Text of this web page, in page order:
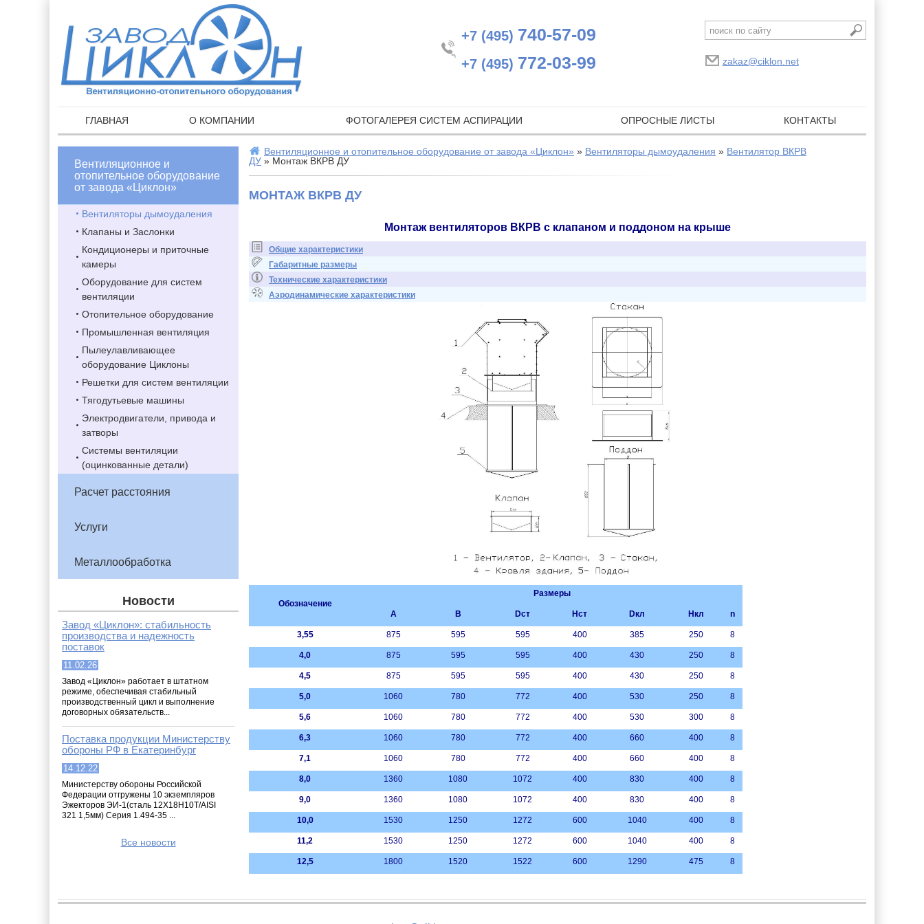
+7 (495) 740-57-09
+7 (495) 772-03-99 zakaz@ciklon.net
ГЛАВНАЯ О КОМПАНИИ ФОТОГАЛЕРЕЯ СИСТЕМ АСПИРАЦИИ ОПРОСНЫЕ ЛИСТЫ КОНТАКТЫ
Вентиляционное и
отопительное оборудование
от завода «Циклон»
Вентиляторы дымоудаления
Клапаны и Заслонки
Кондиционеры и приточные
камеры
Оборудование для систем
вентиляции
Отопительное оборудование
Промышленная вентиляция
Пылеулавливающее
оборудование Циклоны
Решетки для систем вентиляции
Тягодутьевые машины
Электродвигатели, привода и
затворы
Системы вентиляции
(оцинкованные детали)
Расчет расстояния
Услуги
Металлообработка
Новости
Завод «Циклон»: стабильность
производства и надежность
поставок
11.02.26
Завод «Циклон» работает в штатном
режиме, обеспечивая стабильный
производственный цикл и выполнение
договорных обязательств...
Поставка продукции Министерству
обороны РФ в Екатеринбург
14.12.22
Министерству обороны Российской
Федерации отгружены 10 экземпляров
Эжекторов ЭИ-1(сталь 12Х18Н10Т/AISI
321 1,5мм) Серия 1.494-35 ...
Все новости
Вентиляционное и отопительное оборудование от завода «Циклон» » Вентиляторы дымоудаления » Вентилятор ВКРВ
ДУ » Монтаж ВКРВ ДУ
МОНТАЖ ВКРВ ДУ
Монтаж вентиляторов ВКРВ с клапаном и поддоном на крыше
Общие характеристики
Габаритные размеры
Технические характеристики
Аэродинамические характеристики
Обозначение
Размеры
А В Dст Hст Dкл Hкл n
3,55 875 595 595 400 385 250 8
4,0 875 595 595 400 430 250 8
4,5 875 595 595 400 430 250 8
5,0 1060 780 772 400 530 250 8
5,6 1060 780 772 400 530 300 8
6,3 1060 780 772 400 660 400 8
7,1 1060 780 772 400 660 400 8
8,0 1360 1080 1072 400 830 400 8
9,0 1360 1080 1072 400 830 400 8
10,0 1530 1250 1272 600 1040 400 8
11,2 1530 1250 1272 600 1040 400 8
12,5 1800 1520 1522 600 1290 475 8